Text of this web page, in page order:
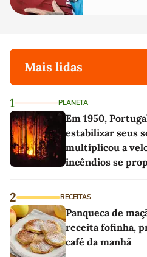
Mais lidas
1 PLANETA
Em 1950,
estabilizar seus
multiplicou a
incêndios se
2 RECEITAS
Panqueca de
receita fofinha,
café da manhã